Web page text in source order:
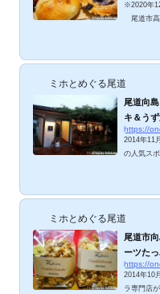
※2020年
尾道市高
ン屋さん
▽ Sorire(
パンやク
並べられ
ミホとめぐる尾道
尾道向
キ＆う
https://
2014年11
の人気ス
から変わ
花」も、
は？
います。
ミホとめぐる尾道
尾道市
ーツた
https://
2014年10
ラ専門店